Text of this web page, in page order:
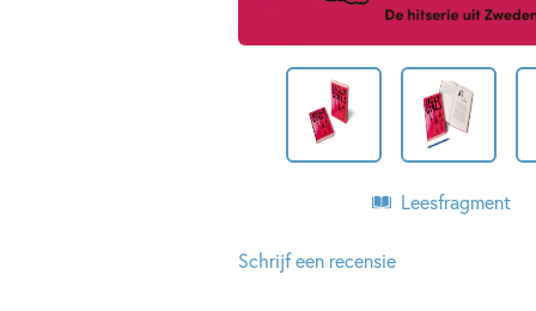
Leesfragment
Schrijf een recensie